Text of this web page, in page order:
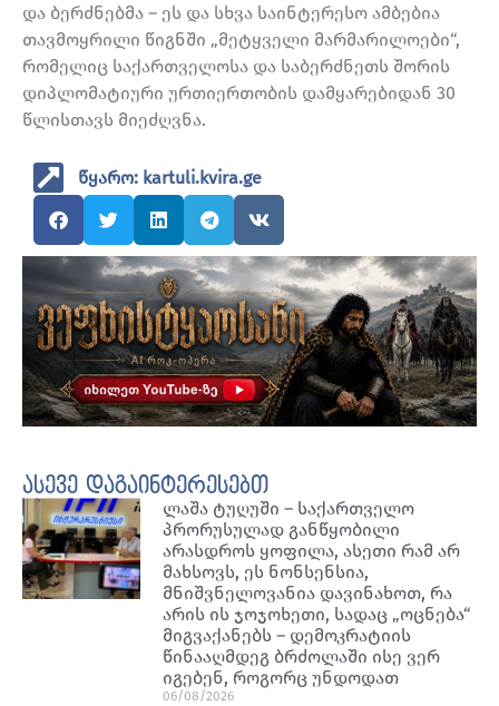
და ბერძნებმა – ეს და სხვა საინტერესო ამბებია
თავმოყრილი წიგნში „მეტყველი მარმარილოები“,
რომელიც საქართველოსა და საბერძნეთს შორის
დიპლომატიური ურთიერთობის დამყარებიდან 30
წლისთავს მიეძღვნა.
წყარო: kartuli.kvira.ge
ასევე დაგაინტერესებთ
ლაშა ტუღუში – საქართველო
პრორუსულად განწყობილი
არასდროს ყოფილა, ასეთი რამ არ
მახსოვს, ეს ნონსენსია,
მნიშვნელოვანია დავინახოთ, რა
არის ის ჯოჯოხეთი, სადაც „ოცნება“
მიგვაქანებს – დემოკრატიის
წინააღმდეგ ბრძოლაში ისე ვერ
იგებენ, როგორც უნდოდათ
06/08/2026